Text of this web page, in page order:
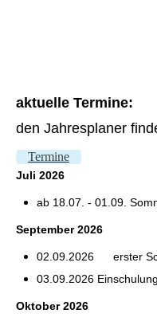
aktuelle Termine:
den Jahresplaner
Termine
Juli 2026
ab 18.07. - 01.09.
September 2026
02.09.2026
erster
03.09.2026
Oktober 2026